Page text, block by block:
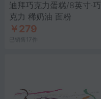
迪拜巧克力蛋糕/8英寸·巧
克力 稀奶油 面粉
￥279
已销售17件